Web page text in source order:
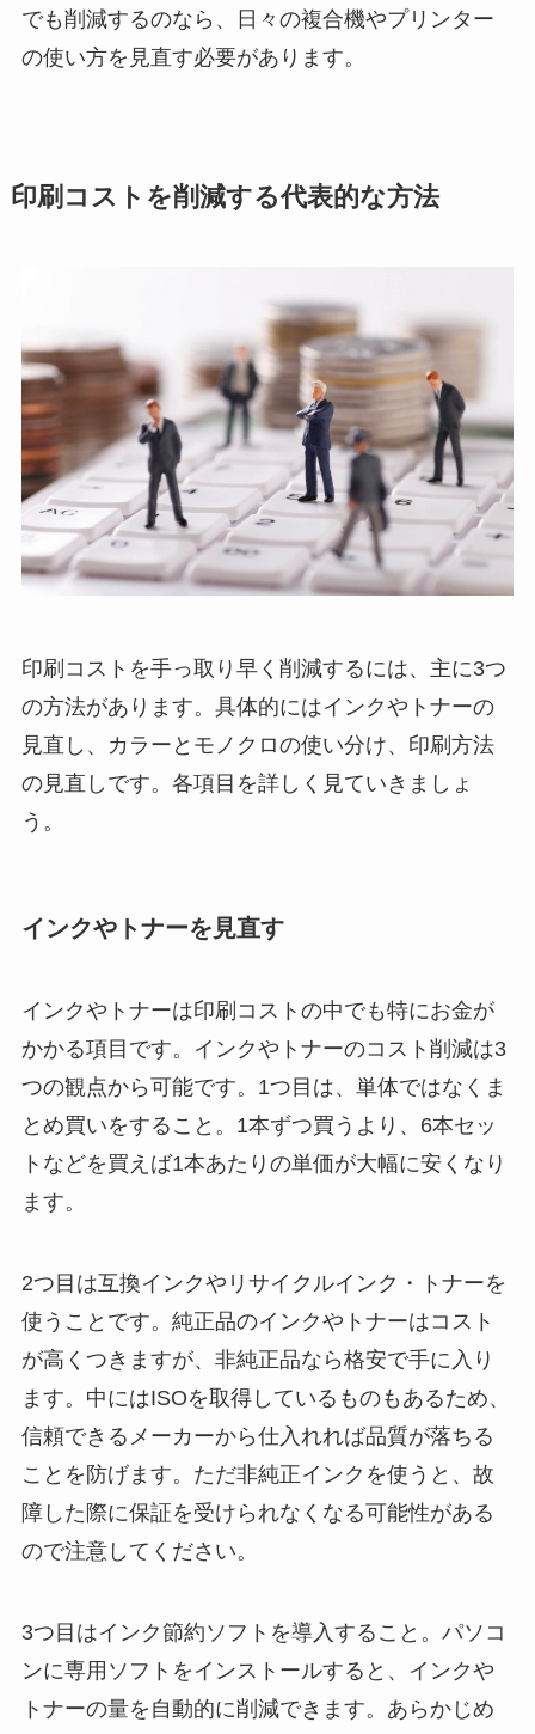
でも削減するのなら、日々の複合機やプリンター
の使い方を見直す必要があります。
印刷コストを削減する代表的な方法
印刷コストを手っ取り早く削減するには、主に3つ
の方法があります。具体的にはインクやトナーの
見直し、カラーとモノクロの使い分け、印刷方法
の見直しです。各項目を詳しく見ていきましょ
う。
インクやトナーを見直す
インクやトナーは印刷コストの中でも特にお金が
かかる項目です。インクやトナーのコスト削減は3
つの観点から可能です。1つ目は、単体ではなくま
とめ買いをすること。1本ずつ買うより、6本セッ
トなどを買えば1本あたりの単価が大幅に安くなり
ます。
2つ目は互換インクやリサイクルインク・トナーを
使うことです。純正品のインクやトナーはコスト
が高くつきますが、非純正品なら格安で手に入り
ます。中にはISOを取得しているものもあるため、
信頼できるメーカーから仕入れれば品質が落ちる
ことを防げます。ただ非純正インクを使うと、故
障した際に保証を受けられなくなる可能性がある
ので注意してください。
3つ目はインク節約ソフトを導入すること。パソコ
ンに専用ソフトをインストールすると、インクや
トナーの量を自動的に削減できます。あらかじめ